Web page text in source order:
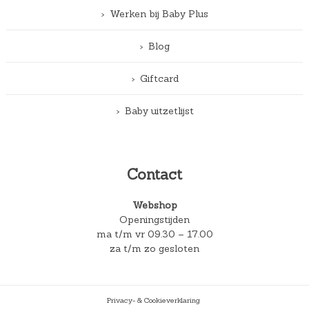
Werken bij Baby Plus
Blog
Giftcard
Baby uitzetlijst
Contact
Webshop
Openingstijden
ma t/m vr 09.30 – 17.00
za t/m zo gesloten
Privacy- & Cookieverklaring